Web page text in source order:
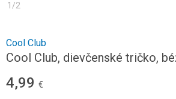
1 /2
Cool Club
Cool Club, dievčenské tričko,
4,99 €